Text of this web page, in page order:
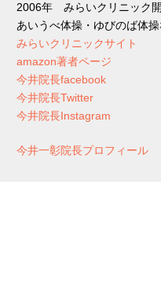
2006年 みらいクリニック
あいうべ体操・ゆびのば体
みらいクリニックサイト
amazon著者ページ
今井院長facebook
今井院長Twitter
今井院長Instagram
今井一彰院長プロフィール